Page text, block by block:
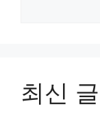
최신 글